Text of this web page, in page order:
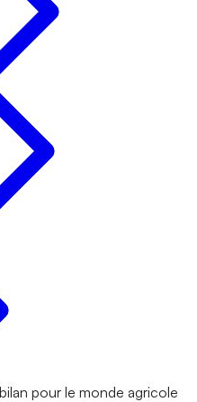
pour le monde agricole